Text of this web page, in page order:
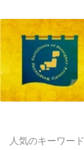
人気のキーワード